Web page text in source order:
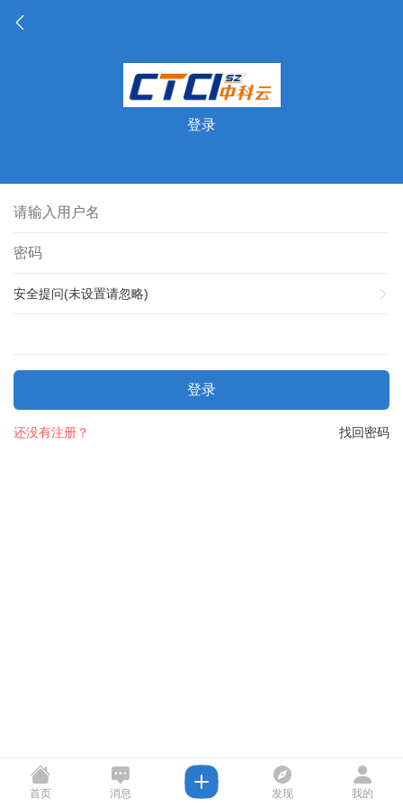
登录
安全提问(未设置请忽略)
登录
找回密码
还没有注册？
首页 消息 发现 我的